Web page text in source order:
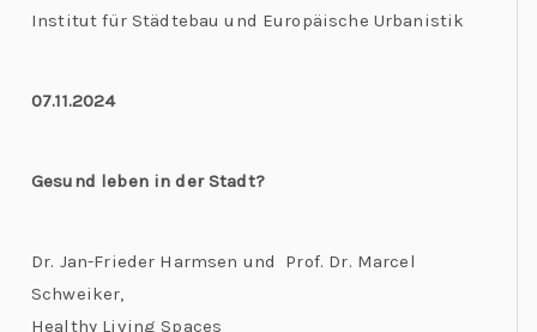
Institut für Städtebau und Europäische Urbanistik
07.11.2024
Gesund leben in der Stadt?
Dr. Jan-Frieder Harmsen und Prof. Dr. Marcel
Schweiker,
Healthy Living Spaces